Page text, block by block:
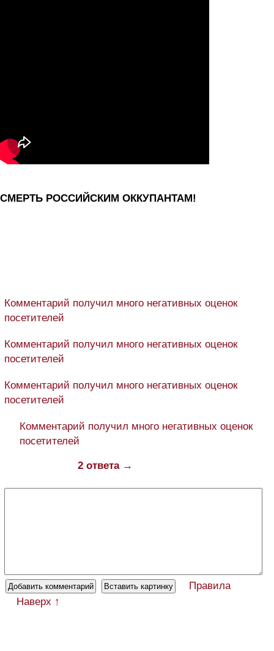
СМЕРТЬ РОССИЙСКИМ ОККУПАНТАМ!
Комментарий получил много негативных оценок
посетителей
Комментарий получил много негативных оценок
посетителей
Комментарий получил много негативных оценок
посетителей
Комментарий получил много негативных оценок
посетителей
2 ответа →
Правила
Наверх ↑